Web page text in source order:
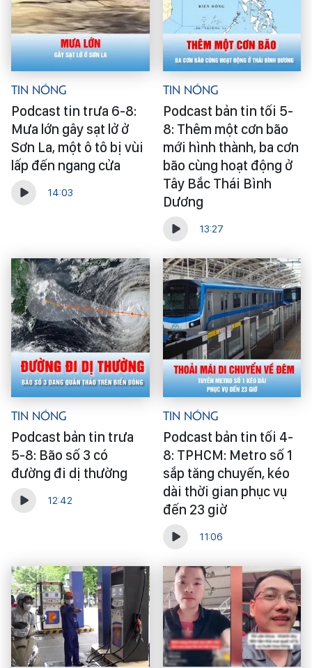
Tin Nóng
Podcast tin trưa 6-8:
Mưa lớn gây sạt lở ở
Sơn La, một ô tô bị vùi
lấp đến ngang cửa
14:03
Tin Nóng
Podcast bản tin tối 5-
8: Thêm một cơn bão
mới hình thành, ba cơn
bão cùng hoạt động ở
Tây Bắc Thái Bình
Dương
13:27
Tin Nóng
Podcast bản tin trưa
5-8: Bão số 3 có
đường đi dị thường
12:42
Tin Nóng
Podcast bản tin tối 4-
8: TPHCM: Metro số 1
sắp tăng chuyến, kéo
dài thời gian phục vụ
đến 23 giờ
11:06